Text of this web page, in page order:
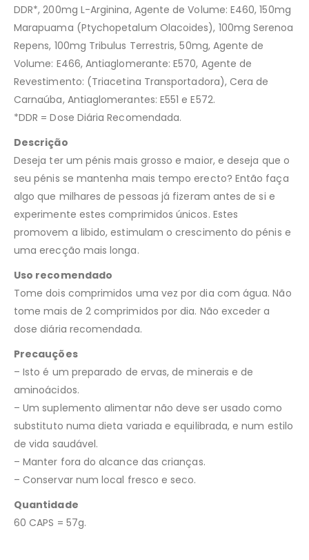
DDR*, 200mg L-Arginina, Agente de Volume: E460, 150mg
Marapuama (Ptychopetalum Olacoides), 100mg Serenoa
Repens, 100mg Tribulus Terrestris, 50mg, Agente de
Volume: E466, Antiaglomerante: E570, Agente de
Revestimento: (Triacetina Transportadora), Cera de
Carnaúba, Antiaglomerantes: E551 e E572.
*DDR = Dose Diária Recomendada.
Descrição
Deseja ter um pénis mais grosso e maior, e deseja que o
seu pénis se mantenha mais tempo erecto? Então faça
algo que milhares de pessoas já fizeram antes de si e
experimente estes comprimidos únicos. Estes
promovem a libido, estimulam o crescimento do pénis e
uma erecção mais longa.
Uso recomendado
Tome dois comprimidos uma vez por dia com água. Não
tome mais de 2 comprimidos por dia. Não exceder a
dose diária recomendada.
Precauções
– Isto é um preparado de ervas, de minerais e de
aminoácidos.
– Um suplemento alimentar não deve ser usado como
substituto numa dieta variada e equilibrada, e num estilo
de vida saudável.
– Manter fora do alcance das crianças.
– Conservar num local fresco e seco.
Quantidade
60 CAPS = 57g.